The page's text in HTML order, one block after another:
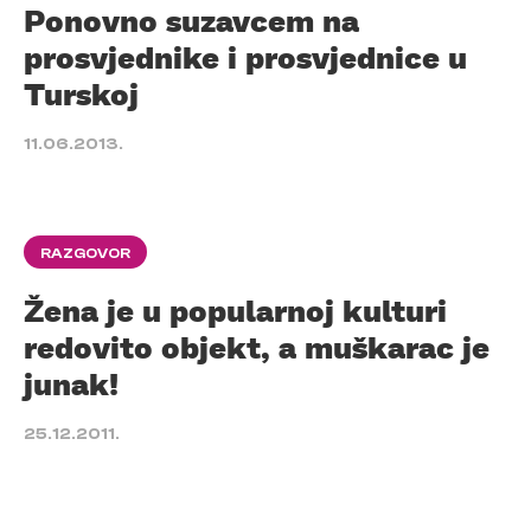
Ponovno suzavcem na
prosvjednike i prosvjednice u
Turskoj
11.06.2013.
RAZGOVOR
Žena je u popularnoj kulturi
redovito objekt, a muškarac je
junak!
25.12.2011.